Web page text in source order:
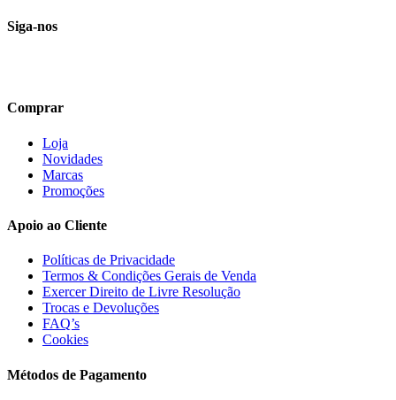
Siga-nos
Comprar
Loja
Novidades
Marcas
Promoções
Apoio ao Cliente
Políticas de Privacidade
Termos & Condições Gerais de Venda
Exercer Direito de Livre Resolução
Trocas e Devoluções
FAQ’s
Cookies
Métodos de Pagamento